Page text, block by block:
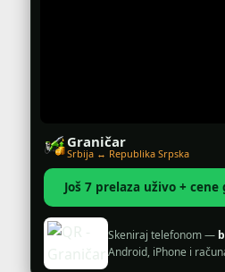
Graničar
Srbija ↔ Republika Srpska
Još 7 prelaza uživo +
Skeniraj telefonom —
Android, iPhone i